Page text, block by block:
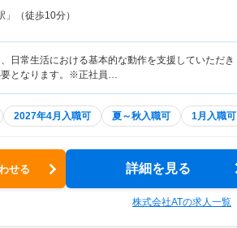
（徒歩10分）
日常生活における基本的な動作を支援していただき
要となります。※正社員…
2027年4月入職可 夏～秋入職可 1月入職可
せる 詳細を見る
株式会社ATの求人一覧